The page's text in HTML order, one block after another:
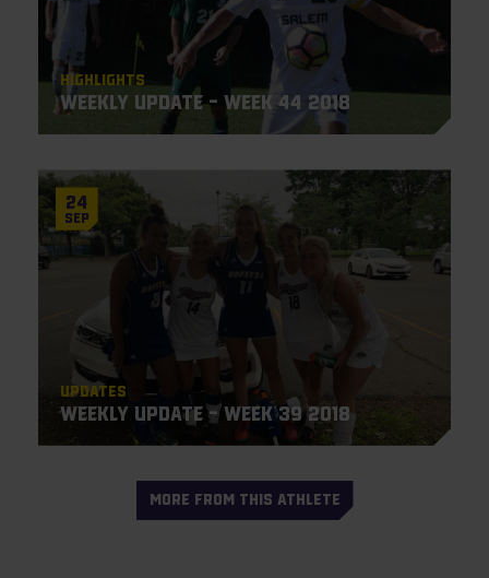
Highlights
Weekly Update – Week 44 2018
24
Sep
Updates
Weekly Update – Week 39 2018
MORE FROM THIS ATHLETE